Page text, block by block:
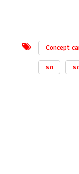
Concept
รถ
ร